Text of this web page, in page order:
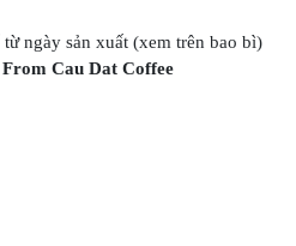
từ ngày sản xuất (xem trên bao bì)
Cau Dat Coffee